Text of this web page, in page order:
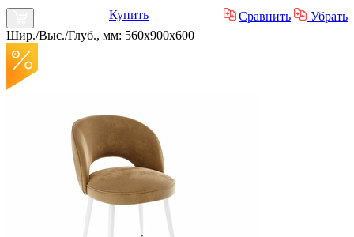
Купить
Сравнить
Убрать
Шир./Выс./Глуб., мм: 560x900x600